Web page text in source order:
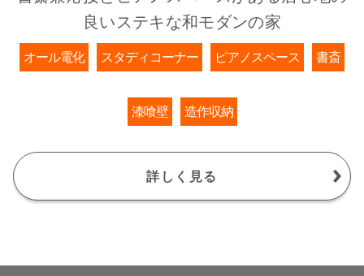
良いステキな和モダンの家
オール電化 スタディコーナー ピアノスペース 書斎
漆喰壁 造作収納
詳しく見る